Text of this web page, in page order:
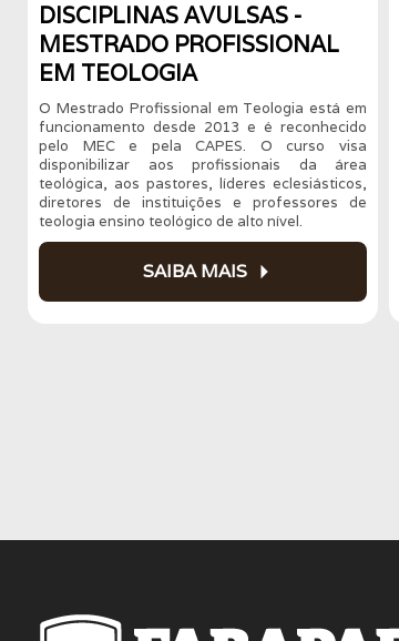
DISCIPLINAS AVULSAS -
MESTRADO PROFISSIONAL
EM TEOLOGIA
O Mestrado Profissional em Teologia está em
funcionamento desde 2013 e é reconhecido
pelo MEC e pela CAPES. O curso visa
disponibilizar aos profissionais da área
teológica, aos pastores, líderes eclesiásticos,
diretores de instituições e professores de
teologia ensino teológico de alto nível.
SAIBA MAIS arrow_right